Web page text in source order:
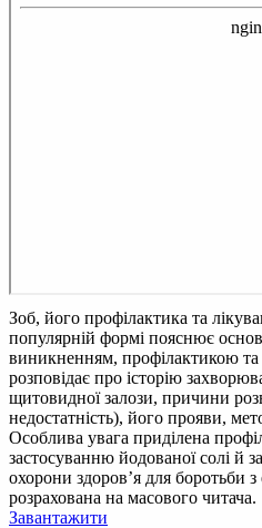
Зоб, його профілактика та
популярній формі пояснює
виникненням, профілактикою
розповідає про історію
щитовидної залози, причини
недостатність), його прояви,
Особлива увага приділена
застосуванню йодованої солі й
охорони здоров’я для боротьби
розрахована на масового читача.
Завантажити